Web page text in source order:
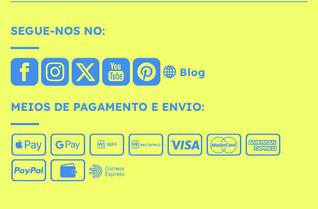
SEGUE-NOS NO:
Blog
MEIOS DE PAGAMENTO E ENVIO: